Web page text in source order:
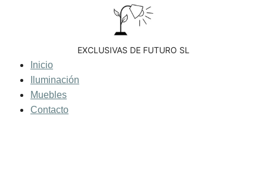
EXCLUSIVAS DE FUTURO SL
Inicio
Iluminación
Muebles
Contacto